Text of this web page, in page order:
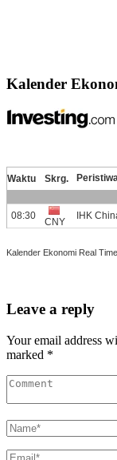
Kalender
Kalender Ekonomi Real
Leave a reply
Your email address
marked *